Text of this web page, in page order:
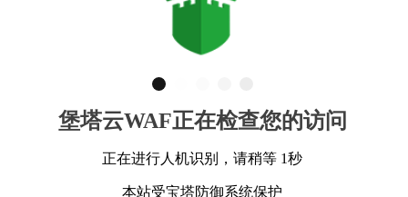
堡塔云WAF正在检查您的访问
正在进行人机识别，请稍等 1秒
本站受宝塔防御系统保护